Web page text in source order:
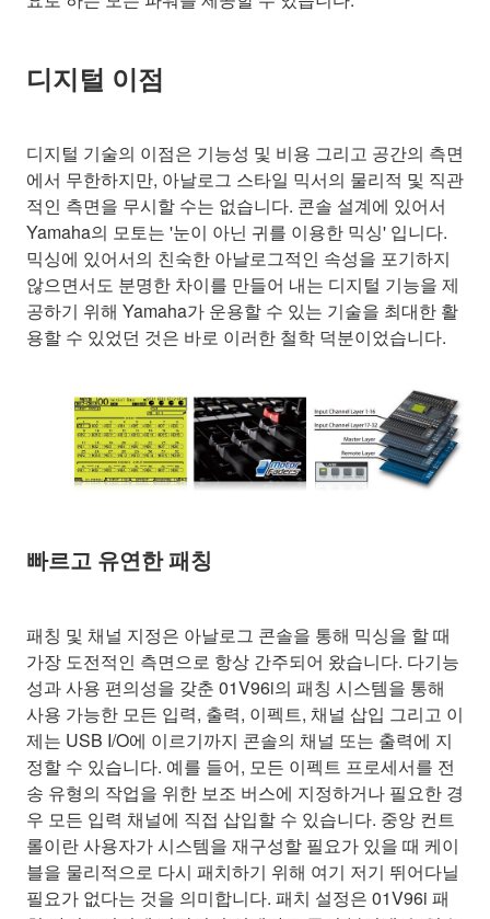
디지털 이점
디지털 기술의 이점은 기능성 및 비용 그리고 공간의 측면
에서 무한하지만, 아날로그 스타일 믹서의 물리적 및 직관
적인 측면을 무시할 수는 없습니다. 콘솔 설계에 있어서
Yamaha의 모토는 '눈이 아닌 귀를 이용한 믹싱' 입니다.
믹싱에 있어서의 친숙한 아날로그적인 속성을 포기하지
않으면서도 분명한 차이를 만들어 내는 디지털 기능을 제
공하기 위해 Yamaha가 운용할 수 있는 기술을 최대한 활
용할 수 있었던 것은 바로 이러한 철학 덕분이었습니다.
빠르고 유연한 패칭
패칭 및 채널 지정은 아날로그 콘솔을 통해 믹싱을 할 때
가장 도전적인 측면으로 항상 간주되어 왔습니다. 다기능
성과 사용 편의성을 갖춘 01V96i의 패칭 시스템을 통해
사용 가능한 모든 입력, 출력, 이펙트, 채널 삽입 그리고 이
제는 USB I/O에 이르기까지 콘솔의 채널 또는 출력에 지
정할 수 있습니다. 예를 들어, 모든 이펙트 프로세서를 전
송 유형의 작업을 위한 보조 버스에 지정하거나 필요한 경
우 모든 입력 채널에 직접 삽입할 수 있습니다. 중앙 컨트
롤이란 사용자가 시스템을 재구성할 필요가 있을 때 케이
블을 물리적으로 다시 패치하기 위해 여기 저기 뛰어다닐
필요가 없다는 것을 의미합니다. 패치 설정은 01V96i 패